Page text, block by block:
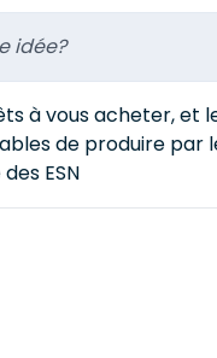
idée?
à vous acheter,
de produire par
ESN